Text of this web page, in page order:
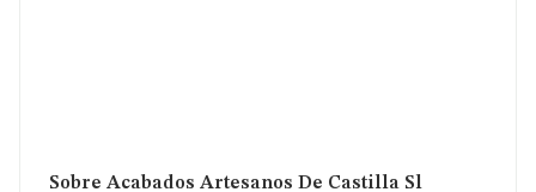
Sobre Acabados Artesanos De Castilla Sl